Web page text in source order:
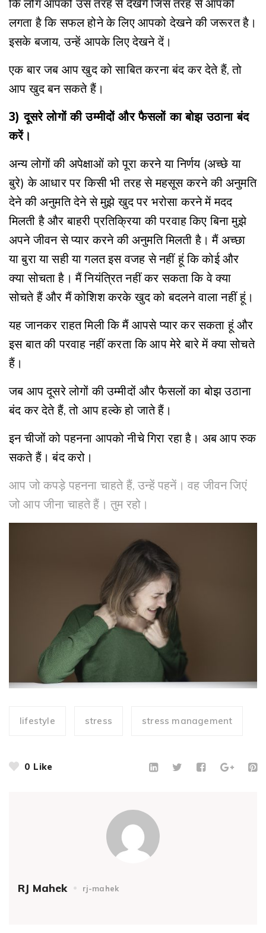
कि लोग आपको उस तरह से देखेंगे जिस तरह से आपको
लगता है कि सफल होने के लिए आपको देखने की जरूरत है।
इसके बजाय, उन्हें आपके लिए देखने दें।
एक बार जब आप खुद को साबित करना बंद कर देते हैं, तो
आप खुद बन सकते हैं।
3) दूसरे लोगों की उम्मीदों और फैसलों का बोझ उठाना बंद
करें।
अन्य लोगों की अपेक्षाओं को पूरा करने या निर्णय (अच्छे या
बुरे) के आधार पर किसी भी तरह से महसूस करने की अनुमति
देने की अनुमति देने से मुझे खुद पर भरोसा करने में मदद
मिलती है और बाहरी प्रतिक्रिया की परवाह किए बिना मुझे
अपने जीवन से प्यार करने की अनुमति मिलती है। मैं अच्छा
या बुरा या सही या गलत इस वजह से नहीं हूं कि कोई और
क्या सोचता है। मैं नियंत्रित नहीं कर सकता कि वे क्या
सोचते हैं और मैं कोशिश करके खुद को बदलने वाला नहीं हूं।
यह जानकर राहत मिली कि मैं आपसे प्यार कर सकता हूं और
इस बात की परवाह नहीं करता कि आप मेरे बारे में क्या सोचते
हैं।
जब आप दूसरे लोगों की उम्मीदों और फैसलों का बोझ उठाना
बंद कर देते हैं, तो आप हल्के हो जाते हैं।
इन चीजों को पहनना आपको नीचे गिरा रहा है। अब आप रुक
सकते हैं। बंद करो।
आप जो कपड़े पहनना चाहते हैं, उन्हें पहनें। वह जीवन जिएं
जो आप जीना चाहते हैं। तुम रहो।
lifestyle stress stress management
0 Like
RJ Mahek rj-mahek